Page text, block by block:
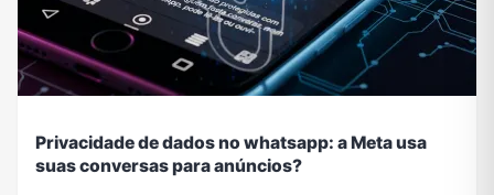
Privacidade de dados no whatsapp: a Meta usa
suas conversas para anúncios?